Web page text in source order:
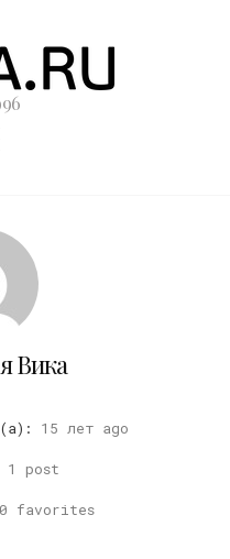
Вика
15 лет ago
1 post
0 favorites